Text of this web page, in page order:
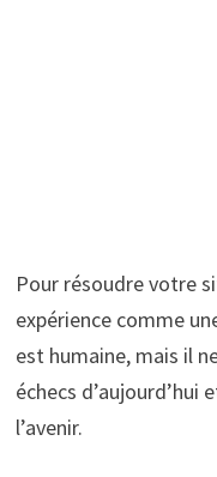
Pour résoudre votre
expérience comme
est humaine, mais il
échecs d’aujourd’hui
l’avenir.